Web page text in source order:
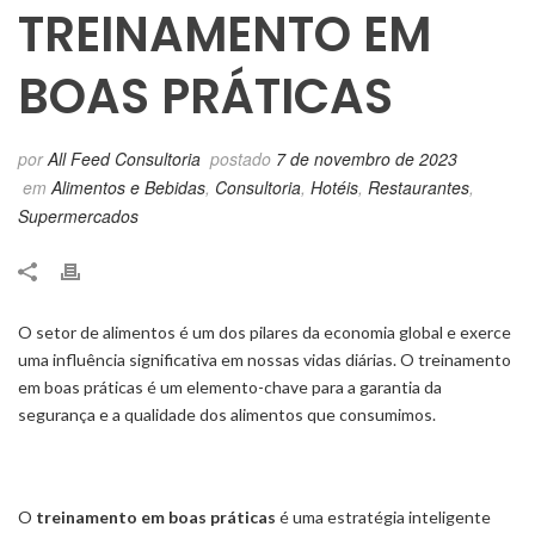
TREINAMENTO EM
BOAS PRÁTICAS
porAll Feed Consultoria postado 7 de novembro de 2023
emAlimentos e Bebidas, Consultoria, Hotéis, Restaurantes,
Supermercados
O setor de alimentos é um dos pilares da economia global e exerce
uma influência significativa em nossas vidas diárias. O treinamento
em boas práticas é um elemento-chave para a garantia da
segurança e a qualidade dos alimentos que consumimos.
O treinamento em boas práticas é uma estratégia inteligente